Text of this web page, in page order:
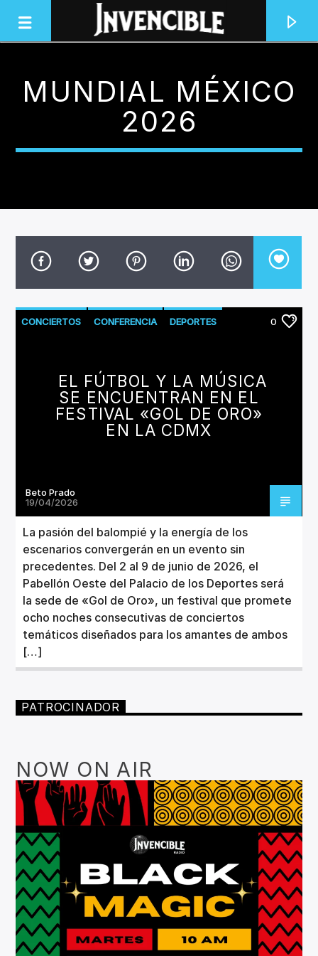
INVENCIBLE RADIO
JUNTOS SOMOS INVENCIBLES
CANCIÓN ACTUAL
MUNDIAL MÉXICO
2026
CONCIERTOS CONFERENCIA DEPORTES 0
EL FÚTBOL Y LA MÚSICA
SE ENCUENTRAN EN EL
FESTIVAL «GOL DE ORO»
EN LA CDMX
Beto Prado
19/04/2026
La pasión del balompié y la energía de los
escenarios convergerán en un evento sin
precedentes. Del 2 al 9 de junio de 2026, el
Pabellón Oeste del Palacio de los Deportes será
la sede de «Gol de Oro», un festival que promete
ocho noches consecutivas de conciertos
temáticos diseñados para los amantes de ambos
[…]
PATROCINADOR
NOW ON AIR